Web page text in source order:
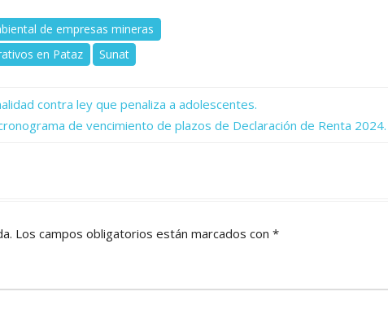
de empresas mineras
en Pataz Sunat
contra ley que penaliza a adolescentes.
de vencimiento de plazos de Declaración de Renta 2024.
Los campos obligatorios están marcados con *